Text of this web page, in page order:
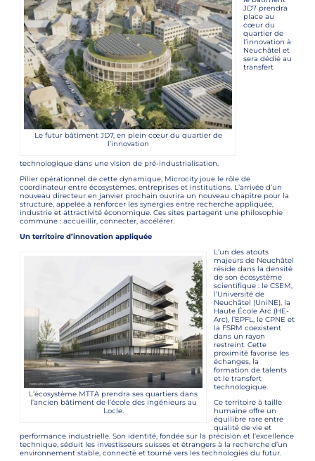
Le futur bâtiment JD7, en plein cœur du quartier de
l’innovation
JD7 prendra
place au
cœur du
quartier de
l’innovation à
Neuchâtel et
sera dédié au
transfert
technologique dans une vision de pré-industrialisation.
Pilier opérationnel de cette dynamique, Microcity joue le rôle de
coordinateur entre écosystèmes, entreprises et institutions. L’arrivée d’un
nouveau directeur en janvier prochain ouvrira un nouveau chapitre pour la
structure, appelée à renforcer les synergies entre recherche appliquée,
industrie et attractivité économique. Ces sites partagent une philosophie
commune : accueillir, connecter, accélérer.
Un territoire d’innovation appliquée
L’écosystème MTTA prendra ses quartiers dans
l’ancien bâtiment de l’école des ingénieurs au
Locle.
L’un des atouts
majeurs de Neuchâtel
réside dans la densité
de son écosystème
scientifique : le CSEM,
l’Université de
Neuchâtel (UniNE), la
Haute École Arc (HE-
Arc), l’EPFL, le CPNE et
la FSRM coexistent
dans un rayon
restreint. Cette
proximité favorise les
échanges, la
formation de talents
et le transfert
technologique.
Ce territoire à taille
humaine offre un
équilibre rare entre
qualité de vie et
performance industrielle. Son identité, fondée sur la précision et l’excellence
technique, séduit les investisseurs suisses et étrangers à la recherche d’un
environnement stable, connecté et tourné vers les technologies du futur.